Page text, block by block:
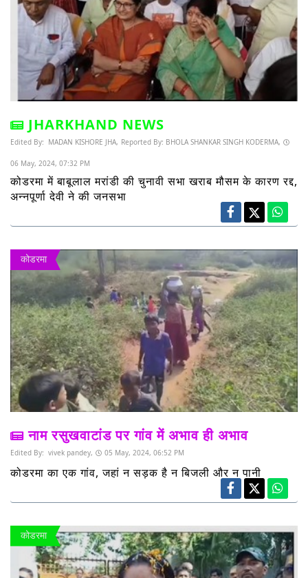
JHARKHAND NEWS
Edited By: MADAN KISHORE JHA, Reported By: BHOLA SHANKAR SINGH KODERMA,
06 May, 2024, 07:32 PM
कोडरमा में बाबूलाल मरांडी की चुनावी सभा खराब मौसम के कारण रद्द,
अन्नपूर्णा देवी ने की जनसभा
कोडरमा
नाम रसुखवाटांड पर गांव में अभाव ही अभाव
Edited By: vivek pandey, 05 May, 2024, 06:52 PM
कोडरमा का एक गांव, जहां न सड़क है न बिजली और न पानी
कोडरमा